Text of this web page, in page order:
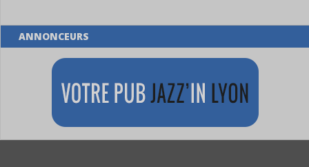
ANNONCEURS